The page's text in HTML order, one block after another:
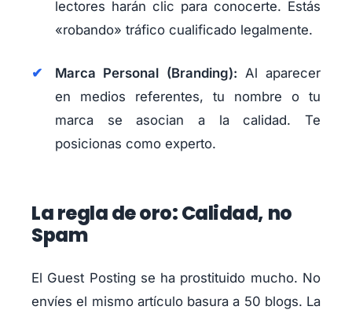
lectores harán clic para conocerte. Estás
«robando» tráfico cualificado legalmente.
Marca Personal (Branding): Al aparecer
en medios referentes, tu nombre o tu
marca se asocian a la calidad. Te
posicionas como experto.
La regla de oro: Calidad, no
Spam
El Guest Posting se ha prostituido mucho. No
envíes el mismo artículo basura a 50 blogs. La